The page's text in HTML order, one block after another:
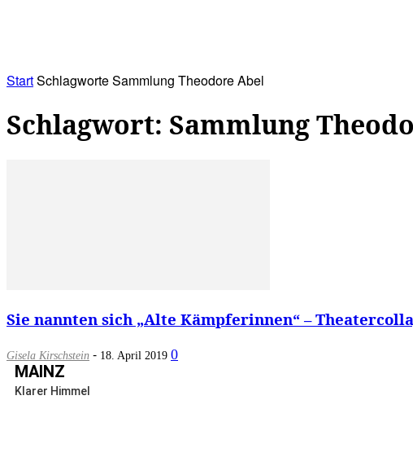
StartSchlagworteSammlung Theodore Abel
Schlagwort: Sammlung
Sie nannten sich „Alte Kämpferinnen“ –
Gisela Kirschstein - 18. April 2019 0
MAINZ
Klarer Himmel